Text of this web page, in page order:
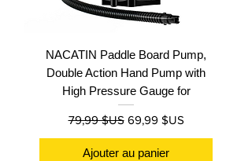
NACATIN Paddle Board Pump,
Double Action Hand Pump with
High Pressure Gauge for
Prix original
79,99 $US Prix promotionnel
69,99 $US
Ajouter au panier